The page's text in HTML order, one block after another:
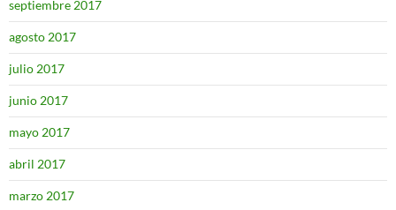
septiembre 2017
agosto 2017
julio 2017
junio 2017
mayo 2017
abril 2017
marzo 2017